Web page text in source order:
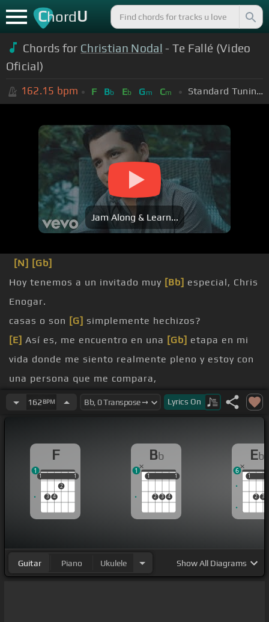
ChordU
Chords for Christian Nodal - Te Fallé (Video
Oficial)
162.15 bpm F Bb Eb Gm Cm Standard Tuning (EADGBE)
Jam Along & Learn...
[N] [Gb]
Hoy tenemos a un invitado muy [Bb] especial, Chris
Enogar.
casas o son [G] simplemente hechizos?
[E] Así es, me encuentro en una [Gb] etapa en mi
vida donde me siento realmente pleno y estoy con
una persona que me compara,
que ya es momento de sentar
[Bm]cabezas.
que pensar.
162 BPM Lyrics On
F
1
3 4
2
1
1 1
1
Bb
1
2 3 4
1
1 1
1
Eb
1
2 3
1
6
Guitar Piano Ukulele ShowAll Diagrams